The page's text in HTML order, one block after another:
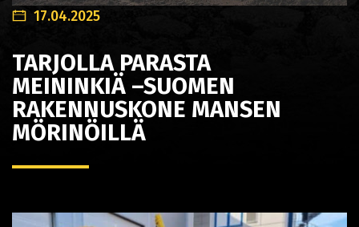
17.04.2025
TARJOLLA PARASTA
MEININKIÄ –SUOMEN
RAKENNUSKONE MANSEN
MÖRINÖILLÄ